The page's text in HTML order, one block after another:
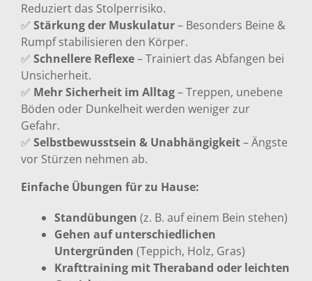
Reduziert das Stolperrisiko.
✅ Stärkung der Muskulatur– Besonders Beine &
Rumpf stabilisieren den Körper.
✅ Schnellere Reflexe– Trainiert das Abfangen bei
Unsicherheit.
✅ Mehr Sicherheit im Alltag– Treppen, unebene
Böden oder Dunkelheit werden weniger zur
Gefahr.
✅ Selbstbewusstsein & Unabhängigkeit– Ängste
vor Stürzen nehmen ab.
Einfache Übungen für zu Hause:
Standübungen (z. B. auf einem Bein stehen)
Gehen auf unterschiedlichen
Untergründen (Teppich, Holz, Gras)
Krafttraining mit Theraband oder leichten